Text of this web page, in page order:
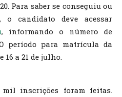
Para saber se conseguiu ou
o candidato deve acessar
, informando o número de
período para matrícula da
16 a 21 de julho.
inscrições foram feitas.